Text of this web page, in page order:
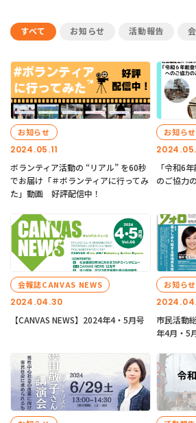
すべて お知らせ 活動報告
2024.05.11
お知らせ
ボランティア活動の “リアル” を60秒
でお届け「＃ボランティアに行ってみ
た」動画 好評配信中！
お知らせ
「令和6
のご協力
2024.04.30
会報誌CANVAS NEWS
【CANVAS NEWS】2024年4・5月号
お知らせ
市民活動
年4月・5